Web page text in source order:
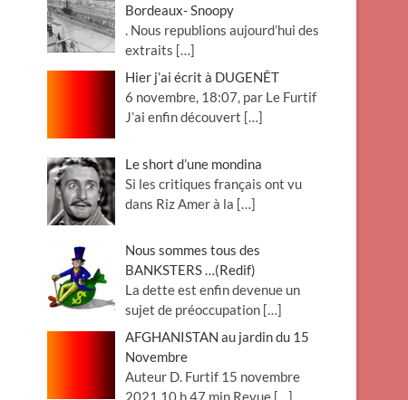
Bordeaux- Snoopy
. Nous republions aujourd’hui des
extraits […]
Hier j’ai écrit à DUGENÊT
6 novembre, 18:07, par Le Furtif
J’ai enfin découvert […]
Le short d’une mondina
Si les critiques français ont vu
dans Riz Amer à la […]
Nous sommes tous des
BANKSTERS …(Redif)
La dette est enfin devenue un
sujet de préoccupation […]
AFGHANISTAN au jardin du 15
Novembre
Auteur D. Furtif 15 novembre
2021 10 h 47 min Revue […]